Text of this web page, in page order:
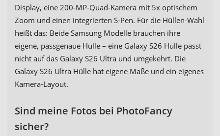
Display, eine 200-MP-Quad-Kamera mit 5x optischem
Zoom und einen integrierten S-Pen. Für die Hüllen-Wahl
heißt das: Beide Samsung Modelle brauchen ihre
eigene, passgenaue Hülle – eine Galaxy S26 Hülle passt
nicht auf das Galaxy S26 Ultra und umgekehrt. Die
Galaxy S26 Ultra Hülle hat eigene Maße und ein eigenes
Kamera-Layout.
Sind meine Fotos bei PhotoFancy
sicher?